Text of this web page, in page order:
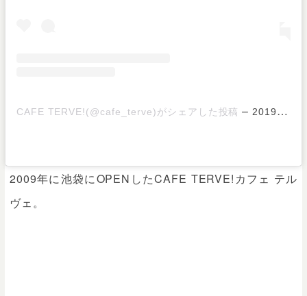
CAFE TERVE!(@cafe_terve)がシェアした投稿 –2019年12月月2日午後6時20分PST
2009年に池袋にOPENしたCAFE TERVE!カフェ テル
ヴェ。